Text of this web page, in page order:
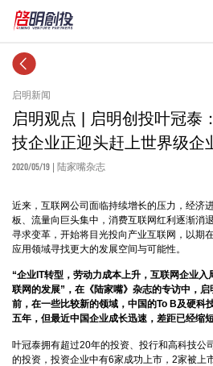
启明新闻
启明观点 | 启明创投叶冠泰
技企业正迎头赶上世界级企
2020/05/19 | 陆家嘴杂志
近来，互联网公司面临持续增长的压力，经济
板、流量向巨头集中，消费互联网红利逐渐消
寻求变革，开始将目光投向产业互联网，以期
应用领域寻找更大的发展空间与可能性。
“企业IT转型，劳动力成本上升，互联网企业
联网的发展”，在《陆家嘴》杂志的专访中，
前，在一些比较新的领域，中国的To B及硬科
五年，但最近中国企业成长迅速，差距已经缩
叶冠泰拥有超过20年的投资、投行和高科技公
的投资，投资企业中有6家成功上市，2家被上